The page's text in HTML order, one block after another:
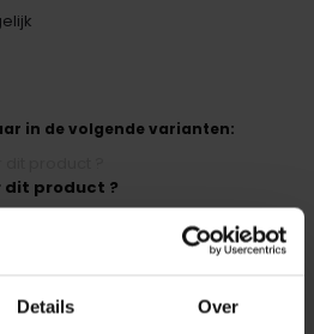
Details Over
in de volgende varianten:
dit product ?
informatie